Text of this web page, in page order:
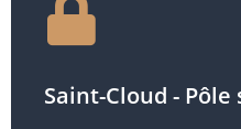
Saint-Cloud -